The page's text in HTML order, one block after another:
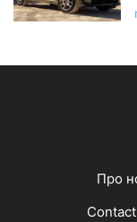
Про